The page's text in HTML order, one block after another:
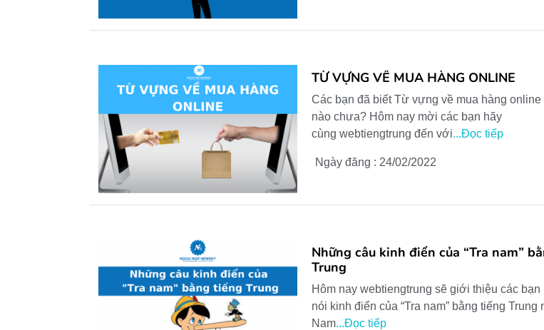
TỪ VỰNG VỀ MUA HÀNG ONLINE
Các bạn đã biết Từ vựng về mua hàng
nào chưa? Hôm nay mời các bạn hãy
cùng webtiengtrung đến với...Đọc tiếp
Ngày đăng : 24/02/2022
Những câu kinh điển của “Tra nam”
Trung
Hôm nay webtiengtrung sẽ giới thiệu các
nói kinh điển của “Tra nam” bằng tiếng Trung
Nam...Đọc tiếp